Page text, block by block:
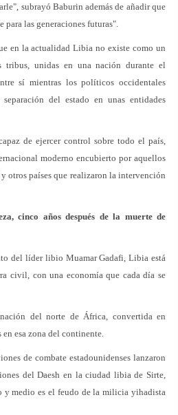
subrayó Baburin además de añadir que
para las generaciones futuras".
en la actualidad Libia no existe como un
tribus, unidas en una nación durante el
sí mientras los políticos occidentales
del estado en unas entidades
de ejercer control sobre todo el país,
moderno encubierto por aquellos
otros países que realizaron la intervención
cinco años después de la muerte de
del líder libio Muamar Gadafi, Libia está
civil, con una economía que cada día se
del norte de África, convertida en
esa zona del continente.
de combate estadounidenses lanzaron
del Daesh en la ciudad libia de Sirte,
y medio es el feudo de la milicia yihadista